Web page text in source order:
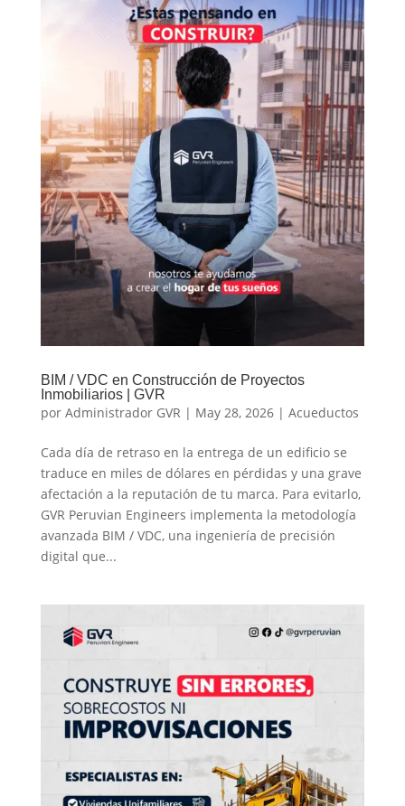
BIM / VDC en Construcción de Proyectos
Inmobiliarios | GVR
por Administrador GVR | May 28, 2026| Acueductos
Cada día de retraso en la entrega de un edificio se
traduce en miles de dólares en pérdidas y una grave
afectación a la reputación de tu marca. Para evitarlo,
GVR Peruvian Engineers implementa la metodología
avanzada BIM / VDC, una ingeniería de precisión
digital que...